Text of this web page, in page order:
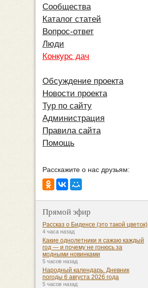
Сообщества
Каталог статей
Вопрос-ответ
Люди
Конкурс дач
Обсуждение проекта
Новости проекта
Тур по сайту
Администрация
Правила сайта
Помощь
Расскажите о нас друзьям:
Прямой эфир
Рассказ о Биденсе (это такой цветок)
4 часа назад
Какие однолетники я сажаю каждый
год — и почему не гонюсь за
модными новинками
5 часов назад
Народный календарь. Дневник
погоды 6 августа 2026 года
5 часов назад